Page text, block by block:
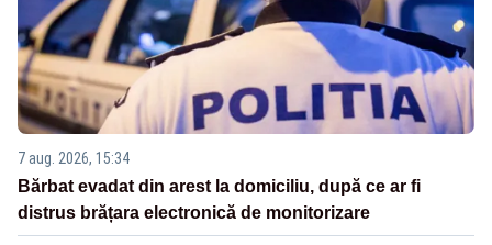
7 aug. 2026, 15:34
Bărbat evadat din arest la domiciliu, după ce ar fi
distrus brățara electronică de monitorizare